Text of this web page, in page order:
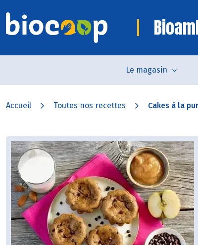
Le magasin
Accueil Toutes nos recettes Cakes à la